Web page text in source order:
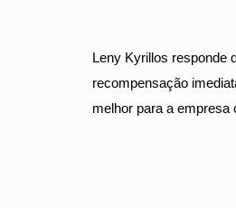
Leny Kyrillos responde
recompensação
melhor para a empresa